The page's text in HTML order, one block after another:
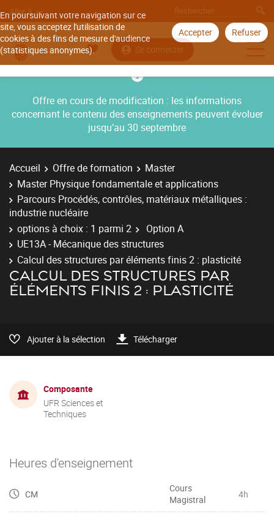
En poursuivant votre navigation sur ce
site, vous acceptez l'utilisation de
cookies à des fins de mesure d'audience
(statistiques anonymes).
Accepter Refuser
Aller à
Se connecter
Offre en cours de modification : les informations
concernant le contenu des enseignements peuvent évoluer
jusqu’au 30 septembre
Accueil Offre de formation
Master
Master Physique fondamentale et applications
Parcours Procédés, contrôles, matériaux métalliques :
industrie nucléaire
options à choix : 1 parmi 2
Option A
UE13A - Mécanique des structures
Calcul des structures par éléments finis 2 : plasticité
CALCUL DES STRUCTURES PAR
ÉLÉMENTS FINIS 2 : PLASTICITÉ
Ajouter à la sélection Télécharger
Composante
UFR Sciences et
Techniques
Heures d'enseignement
CM
Cours
Magistral
4h